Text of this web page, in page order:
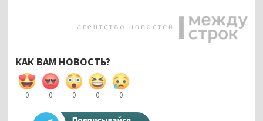
КАК ВАМ НОВОСТЬ?
0 0 0 0 0